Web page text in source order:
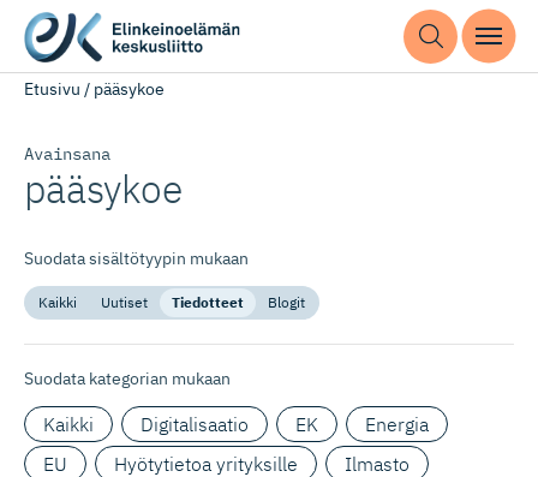
Etusivu / pääsykoe
Avainsana
pääsykoe
Suodata sisältötyypin mukaan
Kaikki Uutiset Tiedotteet Blogit
Suodata kategorian mukaan
Kaikki Digitalisaatio EK
Energia
EU
Hyötytietoa yrityksille
Ilmasto